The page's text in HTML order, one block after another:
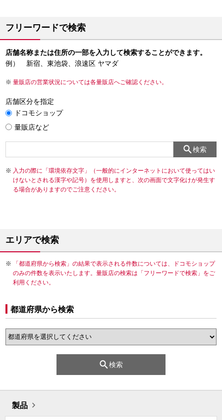
フリーワードで検索
店舗名称または住所の一部を入力して検索することができます。
例） 新宿、東池袋、浪速区 ヤマダ
量販店の営業状況については各量販店へご確認ください。
店舗区分を指定
ドコモショップ
量販店など
検索
入力の際に「環境依存文字」（一般的にインターネットにおいて使ってはい
けないとされる漢字や記号）を使用しますと、次の画面で文字化けが発生す
る場合がありますのでご注意ください。
エリアで検索
「都道府県から検索」の結果で表示される件数については、ドコモショップ
のみの件数を表示いたします。量販店の検索は「フリーワードで検索」をご
利用ください。
都道府県から検索
検索
製品